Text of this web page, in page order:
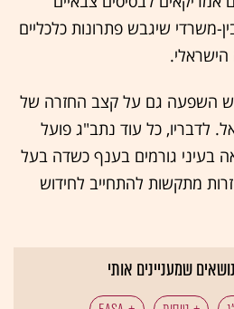
משרדי שיגבש פתרונות כלכליים
יש השפעה גם על קצב החזרה של
לדבריו, כל עוד נתב"ג פועל
בעיני גורמים בענף כשדה בעל
מתקשות להתחייב לחידוש
שמעניינים אותי